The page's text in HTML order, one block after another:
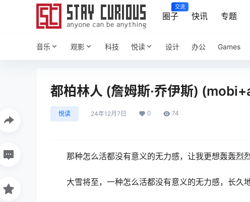
圈子
交流
快讯 专题
音乐 观影 科技 悦读 设计 办公 Games
都柏林人 (詹姆斯·乔伊斯)
悦读 24年12月7日 0 74
那种怎么活都没有意义的无力感，让我更想轰轰烈
大雪将至，一种怎么活都没有意义的无力感，长久